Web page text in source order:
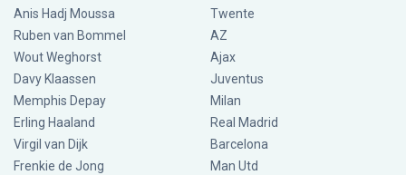
Anis Hadj Moussa
Ruben van Bommel
Wout Weghorst
Davy Klaassen
Memphis Depay
Erling Haaland
Virgil van Dijk
Frenkie de Jong
Twente
AZ
Ajax
Juventus
Milan
Real Madrid
Barcelona
Man Utd